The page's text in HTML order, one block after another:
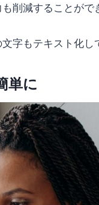
削減することがで
字もテキスト化し
単に